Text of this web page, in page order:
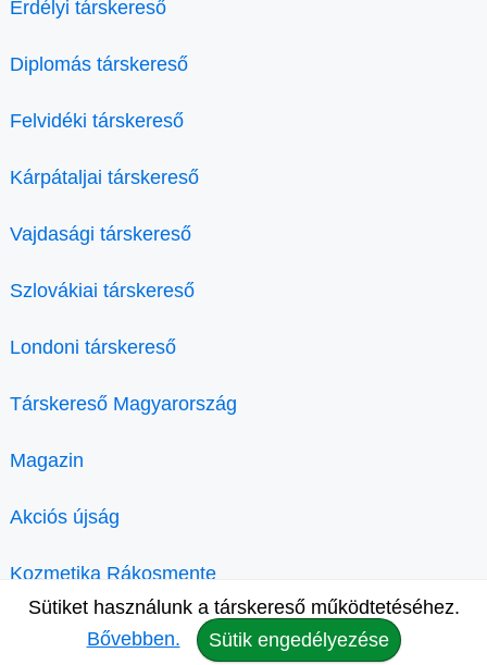
Erdélyi társkereső
Diplomás társkereső
Felvidéki társkereső
Kárpátaljai társkereső
Vajdasági társkereső
Szlovákiai társkereső
Londoni társkereső
Társkereső Magyarország
Magazin
Akciós újság
Kozmetika Rákosmente
Sütiket használunk a társkereső működtetéséhez.
Bővebben.
Sütik engedélyezése